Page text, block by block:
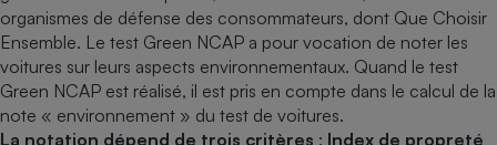
organismes de défense des consommateurs, dont Que Choisir
Ensemble. Le test Green NCAP a pour vocation de noter les
voitures sur leurs aspects environnementaux. Quand le test
Green NCAP est réalisé, il est pris en compte dans le calcul de la
note « environnement » du test de voitures.
La notation dépend de trois critères : Index de propreté